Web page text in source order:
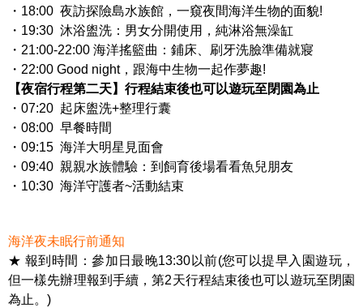
・18:00 夜訪探險島水族館，一窺夜間海洋生物的面貌!
・19:30 沐浴盥洗：男女分開使用，純淋浴無澡缸
・21:00-22:00 海洋搖籃曲：鋪床、刷牙洗臉準備就寢
・22:00 Good night，跟海中生物一起作夢趣!
【夜宿行程第二天】行程結束後也可以遊玩至閉園為止
・07:20 起床盥洗+整理行囊
・08:00 早餐時間
・09:15 海洋大明星見面會
・09:40 親親水族體驗：到飼育後場看看魚兒朋友
・10:30 海洋守護者~活動結束
海洋夜未眠行前通知
★ 報到時間：參加日最晚13:30以前(您可以提早入園遊玩，
但一樣先辦理報到手續，第2天行程結束後也可以遊玩至閉園
為止。)